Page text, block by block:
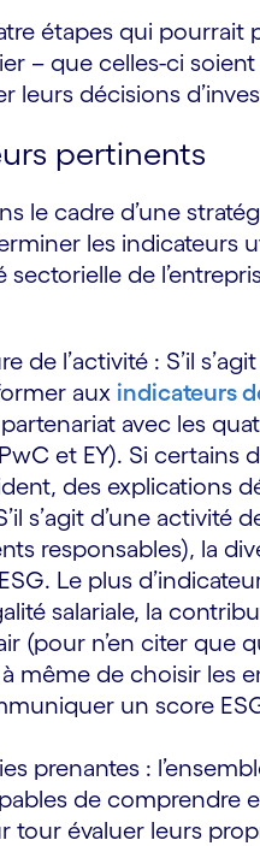
étapes qui pourrait
– que celles-ci
leurs décisions
pertinents
le cadre d’une
les indicateurs
sectorielle de
de l’activité : S’il
aux indicateurs
avec les
et EY). Si
des explications
s’agit d’une activité
responsables), la
Le plus
salariale, la
(pour n’en citer que
même de choisir les
un score
prenantes :
de comprendre
tour évaluer leurs